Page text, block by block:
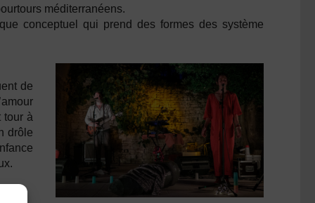
méditerranéens.
conceptuel qui prend des formes des système
de
tour à
drôle